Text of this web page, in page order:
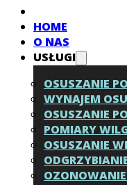
HOME
O NAS
USŁUGI
OSUSZANIE
WYNAJEM
OSUSZANIE
POMIARY
OSUSZANIE